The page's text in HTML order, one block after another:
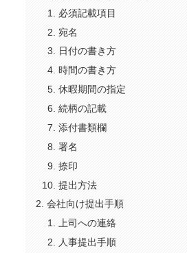
必須記載項目
宛名
日付の書き方
時間の書き方
休暇期間の指定
続柄の記載
添付書類欄
署名
捺印
提出方法
会社向け提出手順
上司への連絡
人事提出手順